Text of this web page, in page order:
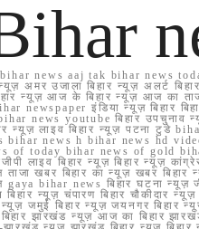
news aaj tak bihar news
अमर उजाला बिहार न्यूज़ अलर्ट
आज के बिहार न्यूज़ आज का
इंडिया न्यूज़ बिहार
news youtube बिहार उपचुनाव
न्यूज़ लाइव बिहार न्यूज़ पटना टुडे
bihar news h bihar news
of today bihar news of
लाइव बिहार न्यूज़ बिहार न्यूज़
खबर बिहार का न्यूज़ खबर बिहार
gaya bihar news बिहार
न्यूज़ चंपारण बिहार
बिहार न्यूज़ जयनगर बिहार
झारखंड न्यूज़ आज का बिहार